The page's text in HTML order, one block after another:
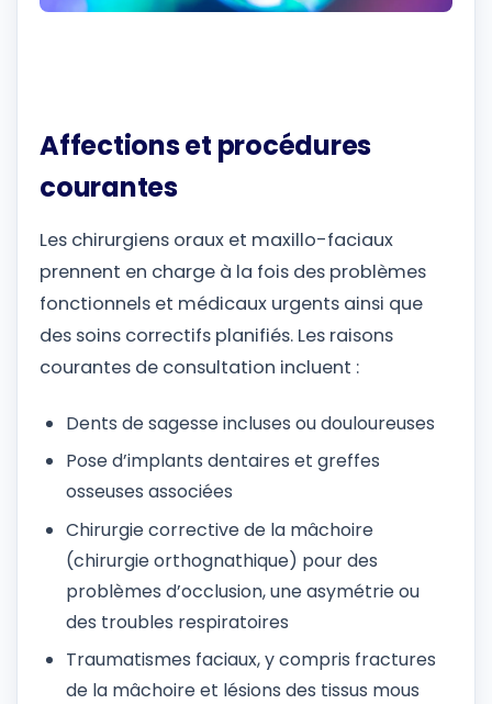
Affections et procédures
courantes
Les chirurgiens oraux et maxillo-faciaux
prennent en charge à la fois des problèmes
fonctionnels et médicaux urgents ainsi que
des soins correctifs planifiés. Les raisons
courantes de consultation incluent :
Dents de sagesse incluses ou douloureuses
Pose d’implants dentaires et greffes
osseuses associées
Chirurgie corrective de la mâchoire
(chirurgie orthognathique) pour des
problèmes d’occlusion, une asymétrie ou
des troubles respiratoires
Traumatismes faciaux, y compris fractures
de la mâchoire et lésions des tissus mous